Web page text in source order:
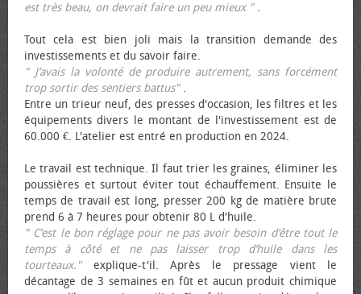
est très beau, on devrait faire un peu mieux ".
Tout cela est bien joli mais la transition demande des
investissements et du savoir faire.
" J’avais la volonté de produire autrement, sans forcément
trop sortir des sentiers battus".
Entre un trieur neuf, des presses d'occasion, les filtres et les
équipements divers le montant de l'investissement est de
60.000 €. L'atelier est entré en production en 2024.
Le travail est technique. Il faut trier les graines, éliminer les
poussières et surtout éviter tout échauffement. Ensuite le
temps de travail est long, presser 200 kg de matière brute
prend 6 à 7 heures pour obtenir 80 L d'huile.
" C’est le bon réglage pour ne pas avoir besoin d’être tout le
temps à côté et ne pas laisser trop d’huile dans les
tourteaux."explique-t'il. Après le pressage vient le
décantage de 3 semaines en fût et aucun produit chimique